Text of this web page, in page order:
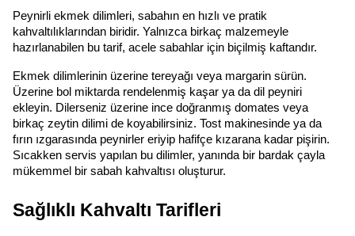
Peynirli ekmek dilimleri, sabahın en hızlı ve pratik
kahvaltılıklarından biridir. Yalnızca birkaç malzemeyle
hazırlanabilen bu tarif, acele sabahlar için biçilmiş kaftandır.
Ekmek dilimlerinin üzerine tereyağı veya margarin sürün.
Üzerine bol miktarda rendelenmiş kaşar ya da dil peyniri
ekleyin. Dilerseniz üzerine ince doğranmış domates veya
birkaç zeytin dilimi de koyabilirsiniz. Tost makinesinde ya da
fırın ızgarasında peynirler eriyip hafifçe kızarana kadar pişirin.
Sıcakken servis yapılan bu dilimler, yanında bir bardak çayla
mükemmel bir sabah kahvaltısı oluşturur.
Sağlıklı Kahvaltı Tarifleri